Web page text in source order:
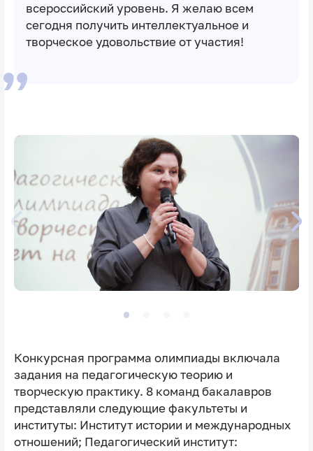
всероссийский уровень. Я желаю всем
сегодня получить интеллектуальное и
творческое удовольствие от участия!
Конкурсная программа олимпиады включала
задания на педагогическую теорию и
творческую практику. 8 команд бакалавров
представляли следующие факультеты и
институты: Институт истории и международных
отношений; Педагогический институт: